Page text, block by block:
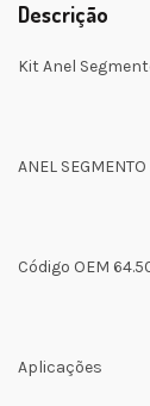
Descrição
Kit Anel
ANEL
Código OEM
Aplicações